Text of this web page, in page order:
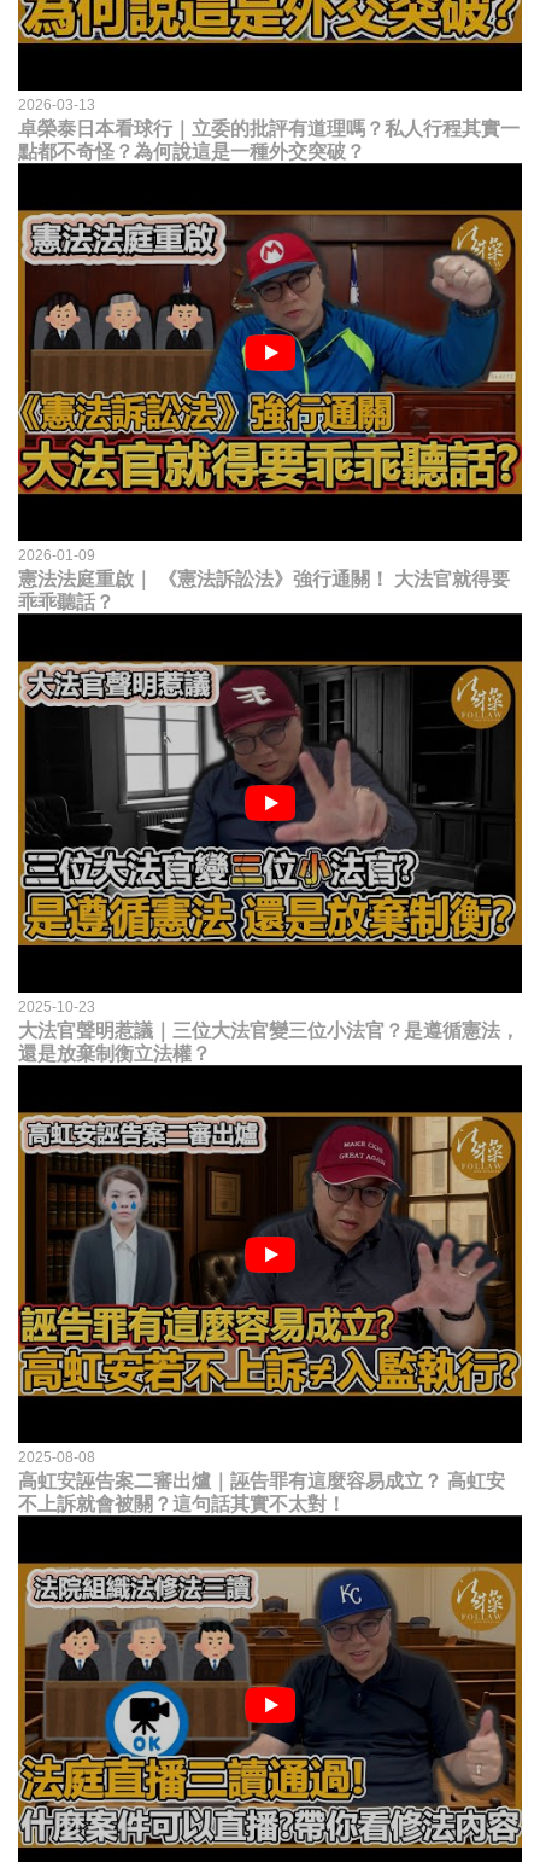
2026-03-13
卓榮泰日本看球行｜立委的批評有道理嗎？私人行程其實一
點都不奇怪？為何說這是一種外交突破？
2026-01-09
憲法法庭重啟｜ 《憲法訴訟法》強行通關！ 大法官就得要
乖乖聽話？
2025-10-23
大法官聲明惹議｜三位大法官變三位小法官？是遵循憲法，
還是放棄制衡立法權？
2025-08-08
高虹安誣告案二審出爐｜誣告罪有這麼容易成立？ 高虹安
不上訴就會被關？這句話其實不太對！